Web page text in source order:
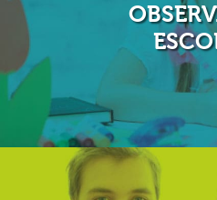
ColWebdocentes y
más cerca a los
acompañamiento